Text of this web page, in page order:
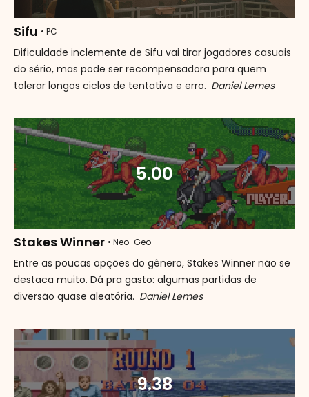
Sifu • PC
Dificuldade inclemente de Sifu vai tirar jogadores casuais
do sério, mas pode ser recompensadora para quem
tolerar longos ciclos de tentativa e erro. Daniel Lemes
5.00
Stakes Winner • Neo-Geo
Entre as poucas opções do gênero, Stakes Winner não se
destaca muito. Dá pra gasto: algumas partidas de
diversão quase aleatória. Daniel Lemes
9.38